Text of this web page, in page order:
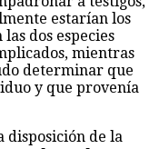
estarían los
dos especies
mientras
determinar que
y que provenía
disposición de la